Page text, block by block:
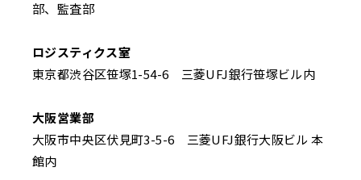
部、監査部
ロジスティクス室
東京都渋谷区笹塚1-54-6 三菱UFJ銀行笹塚ビル内
大阪営業部
大阪市中央区伏見町3-5-6 三菱UFJ銀行大阪ビル 本
館内